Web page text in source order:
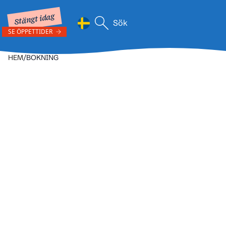
Stängt idag
SE ÖPPETTIDER
HEM/BOKNING